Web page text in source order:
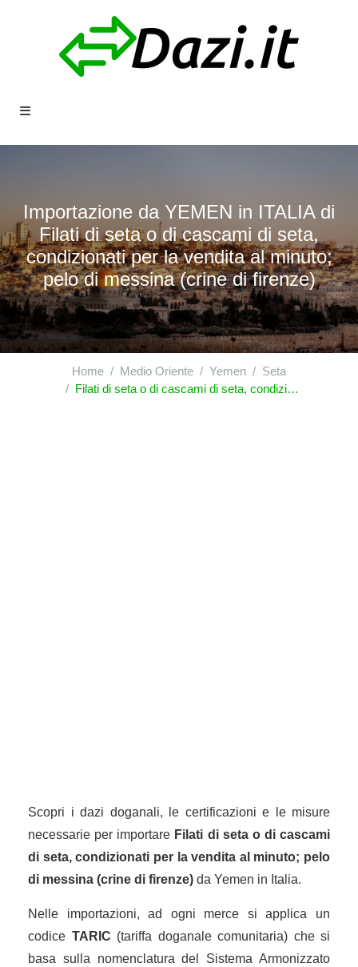
Importazione da YEMEN in ITALIA di
Filati di seta o di cascami di seta,
condizionati per la vendita al minuto;
pelo di messina (crine di firenze)
Home Medio Oriente Yemen
Seta
Filati di seta o di cascami di seta, condizionati per la vendita al minuto; pelo di messina (crine di firenze)
Scopri i dazi doganali, le certificazioni e le misure
necessarie per importare Filati di seta o di cascami
di seta, condizionati per la vendita al minuto; pelo
di messina (crine di firenze) da Yemen in Italia.
Nelle importazioni, ad ogni merce si applica un
codice TARIC (tariffa doganale comunitaria) che si
basa sulla nomenclatura del Sistema Armonizzato